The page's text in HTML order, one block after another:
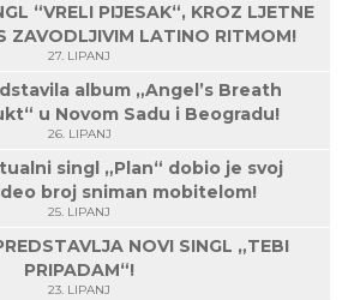
“VRELI PIJESAK“, KROZ LJETNE
ZAVODLJIVIM LATINO RITMOM!
27. LIPANJ
album „Angel’s Breath
u Novom Sadu i Beogradu!
26. LIPANJ
singl „Plan“ dobio je svoj
broj sniman mobitelom!
25. LIPANJ
NOVI SINGL „TEBI
PRIPADAM“!
23. LIPANJ